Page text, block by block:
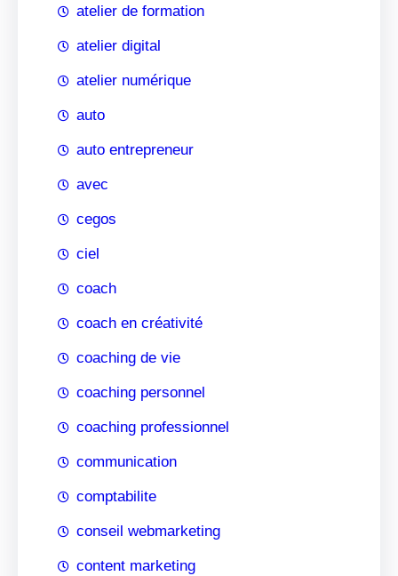
atelier de formation
atelier digital
atelier numérique
auto
auto entrepreneur
avec
cegos
ciel
coach
coach en créativité
coaching de vie
coaching personnel
coaching professionnel
communication
comptabilite
conseil webmarketing
content marketing